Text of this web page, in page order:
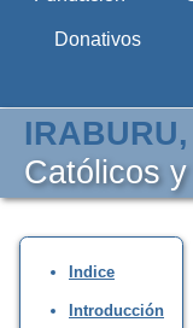
Donativos
Católicos
Indice
Introducción